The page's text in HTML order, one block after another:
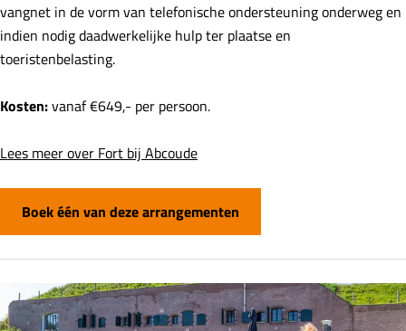
vangnet in de vorm van telefonische ondersteuning onderweg en
indien nodig daadwerkelijke hulp ter plaatse en
toeristenbelasting.
Kosten:vanaf €649,- per persoon.
Lees meer over Fort bij Abcoude
Boek één van deze arrangementen